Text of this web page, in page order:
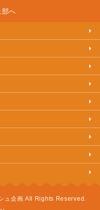
へ
ュ企画 All Rights Reserved.